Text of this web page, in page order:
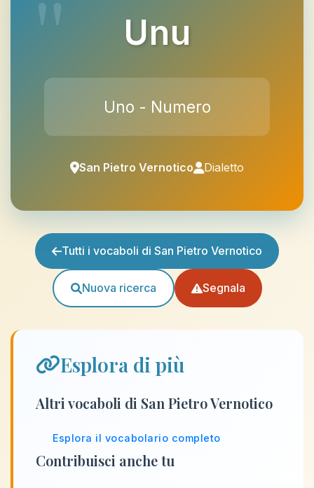
Unu
Uno - Numero
San Pietro Vernotico Dialetto
Tutti i vocaboli di San Pietro Vernotico
Nuova ricerca Segnala
Esplora di più
Altri vocaboli di San Pietro Vernotico
Esplora il vocabolario completo
Contribuisci anche tu